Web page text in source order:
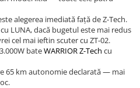
alegerea imediată față de Z-Tech.
LUNA, dacă bugetul este mai redus
cel mai ieftin scuter cu ZT-02.
bateWARRIOR Z-Tech cu
65 km autonomie declarată — mai